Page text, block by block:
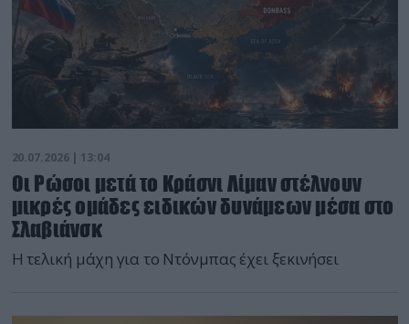
20.07.2026 | 13:04
Οι Ρώσοι μετά το Κράσνι Λίμαν στέλνουν
μικρές ομάδες ειδικών δυνάμεων μέσα στο
Σλαβιάνσκ
Η τελική μάχη για το Ντόνμπας έχει ξεκινήσει